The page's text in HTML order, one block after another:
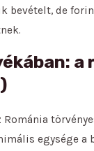
bevételt, de
a
egysége a